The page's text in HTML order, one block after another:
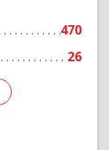
470
26